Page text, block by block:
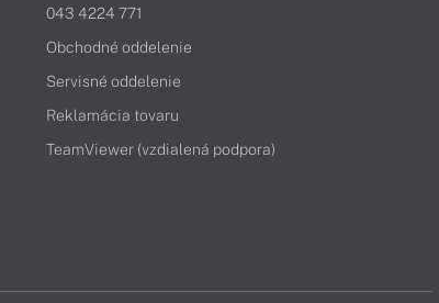
043 4224 771
Obchodné oddelenie
Servisné oddelenie
Reklamácia tovaru
TeamViewer (vzdialená podpora)